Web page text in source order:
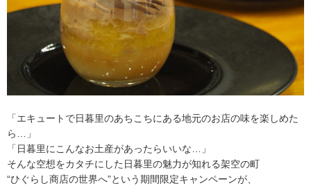
「エキュートで日暮里のあちこちにある地元のお店の味を楽しめた
ら…」
「日暮里にこんなお土産があったらいいな…」
そんな空想をカタチにした日暮里の魅力が知れる架空の町
“ひぐらし商店の世界へ”という期間限定キャンペーンが、